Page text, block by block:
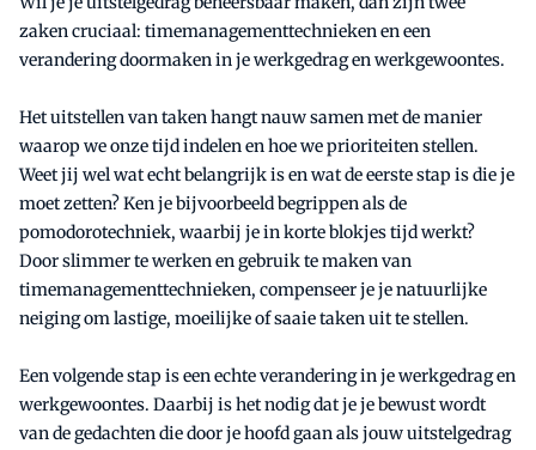
zaken cruciaal: timemanagementtechnieken en een
verandering doormaken in je werkgedrag en werkgewoontes.
Het uitstellen van taken hangt nauw samen met de manier
waarop we onze tijd indelen en hoe we prioriteiten stellen.
Weet jij wel wat echt belangrijk is en wat de eerste stap is die je
moet zetten? Ken je bijvoorbeeld begrippen als de
pomodorotechniek, waarbij je in korte blokjes tijd werkt?
Door slimmer te werken en gebruik te maken van
timemanagementtechnieken, compenseer je je natuurlijke
neiging om lastige, moeilijke of saaie taken uit te stellen.
Een volgende stap is een echte verandering in je werkgedrag en
werkgewoontes. Daarbij is het nodig dat je je bewust wordt
van de gedachten die door je hoofd gaan als jouw uitstelgedrag